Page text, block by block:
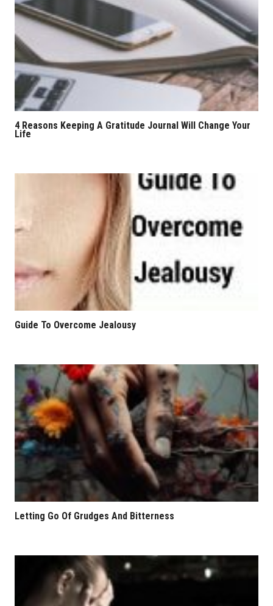
4 Reasons Keeping A Gratitude Journal Will Change Your
Life
Guide To Overcome Jealousy
Letting Go Of Grudges And Bitterness